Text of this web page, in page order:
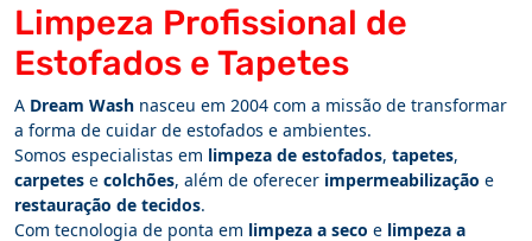
Limpeza Profissional de
Estofados e Tapetes
A Dream Wash nasceu em 2004 com a missão de transformar
a forma de cuidar de estofados e ambientes.
Somos especialistas em limpeza de estofados, tapetes,
carpetes e colchões, além de oferecer impermeabilização e
restauração de tecidos.
Com tecnologia de ponta em limpeza a seco e limpeza a